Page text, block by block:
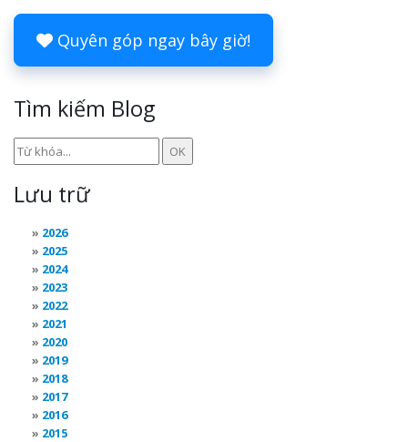
Quyên góp ngay bây giờ!
Tìm kiếm Blog
Lưu trữ
2026
2025
2024
2023
2022
2021
2020
2019
2018
2017
2016
2015